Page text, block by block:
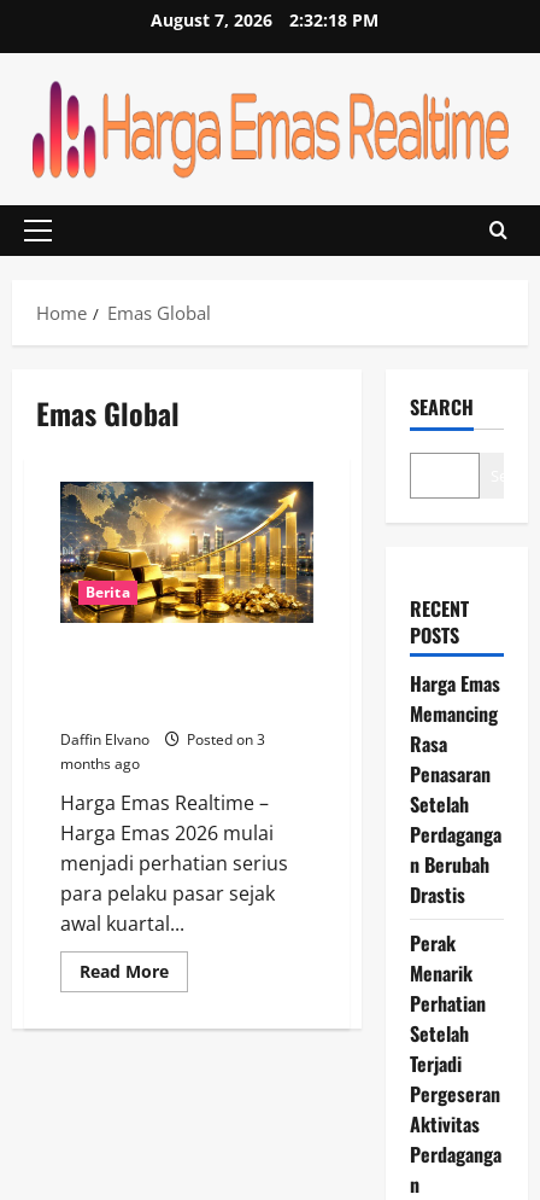
August 7, 2026 2:32:18 PM
Primary
Home
Emas Global
Emas Global
Berita
Daffin Elvano
Posted on 3
months ago
Harga Emas Realtime –
Harga Emas 2026 mulai
menjadi perhatian serius
para pelaku pasar sejak
awal kuartal...
Read MoreRead
more
Emas
SEARCH
RECENT
POSTS
Harga Emas
Memancing
Rasa
Penasaran
Setelah
Perdaganga
n Berubah
Drastis
Perak
Menarik
Perhatian
Setelah
Terjadi
Pergeseran
Aktivitas
Perdaganga
n